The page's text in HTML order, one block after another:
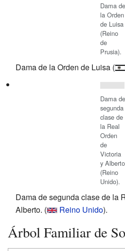
Dama de
la Orden
de Luisa
(Reino
de
Prusia).
Dama de la Orden de Luisa (
Dama de
segunda
clase de
la Real
Orden
de
Victoria
y Alberto
(Reino
Unido).
Dama de segunda clase de la
Alberto. (
Reino Unido).
Árbol Familiar de